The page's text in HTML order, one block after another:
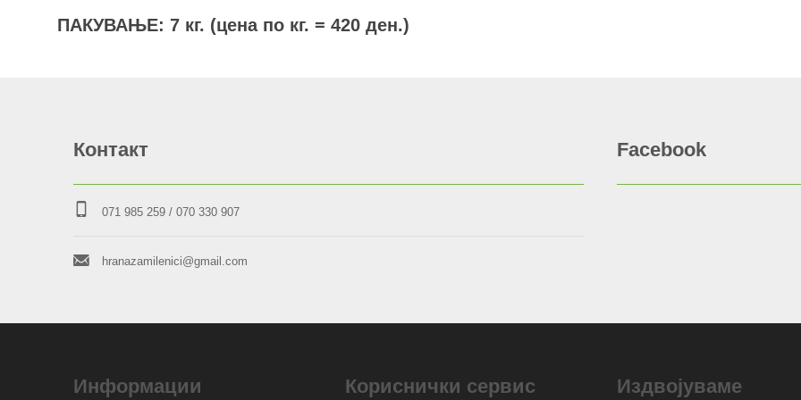
ПАКУВАЊЕ: 7 кг. (цена по кг. = 420 ден.)
Контакт
071 985 259/ 070 330 907
hranazamilenici@gmail.com
Facebook
Информации Кориснички сервис Издвојуваме